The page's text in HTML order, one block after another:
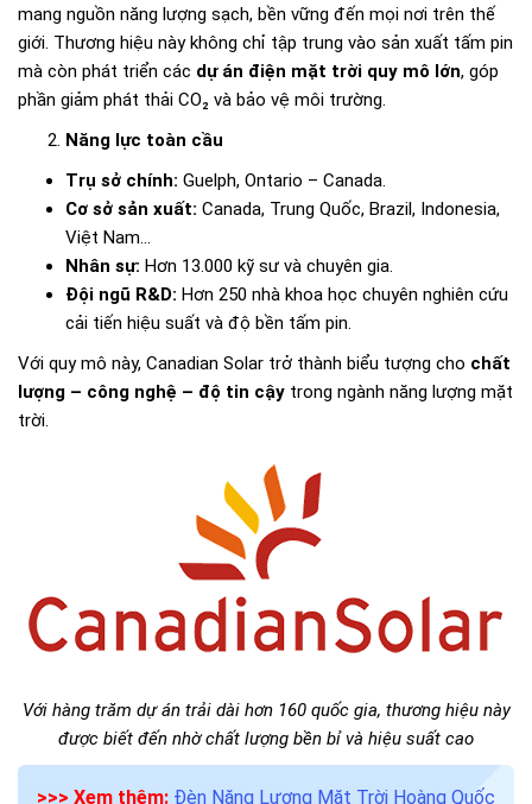
mang nguồn năng lượng sạch, bền vững đến mọi nơi trên thế
giới. Thương hiệu này không chỉ tập trung vào sản xuất tấm pin
mà còn phát triển các dự án điện mặt trời quy mô lớn, góp
phần giảm phát thải CO₂ và bảo vệ môi trường.
Năng lực toàn cầu
Trụ sở chính: Guelph, Ontario – Canada.
Cơ sở sản xuất: Canada, Trung Quốc, Brazil, Indonesia,
Việt Nam…
Nhân sự: Hơn 13.000 kỹ sư và chuyên gia.
Đội ngũ R&D: Hơn 250 nhà khoa học chuyên nghiên cứu
cải tiến hiệu suất và độ bền tấm pin.
Với quy mô này, Canadian Solar trở thành biểu tượng cho chất
lượng – công nghệ – độ tin cậy trong ngành năng lượng mặt
trời.
Với hàng trăm dự án trải dài hơn 160 quốc gia, thương hiệu này
được biết đến nhờ chất lượng bền bỉ và hiệu suất cao
>>> Xem thêm: Đèn Năng Lượng Mặt Trời Hoàng Quốc